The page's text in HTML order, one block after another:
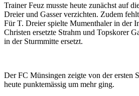
Trainer Feuz musste heute zunächst auf
Dreier und Gasser verzichten. Zudem
Für T. Dreier spielte Mumenthaler in der
Christen ersetzte Strahm und Topskorer
in der Sturmmitte ersetzt.
Der FC Münsingen zeigte von der ersten
heute punktemässig um mehr ging.